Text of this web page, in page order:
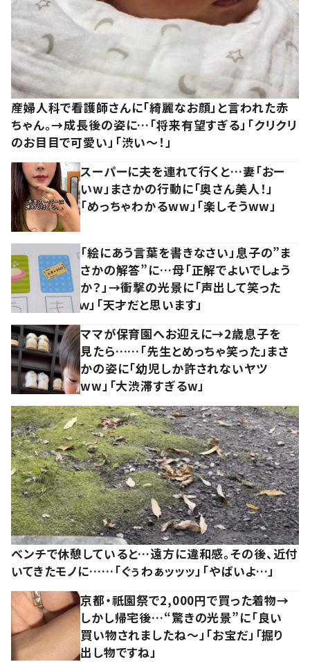
産婦人科で看護師さんに「綺麗なお顔」と言われた赤
ちゃん。→成長後の姿に…「将来有望すぎる」「クリクリ
のお目目で可愛い」「渋い～！」
スーパーに夫を連れて行くと…妻「おー
いw」まさかの行動に「奥さん美人！」
「めっちゃわかるww」「楽しそうww」
「絵にあう言葉を書きなさい」息子の”ま
さかの解答”に…母「正解でよいでしょう
か？」→衝撃の光景に「声出して笑った
ｗ」「天才だと思います」
ママが保育園へお迎えに→2歳息子を
見たら……「先生とめっちゃ笑った」まさ
かの姿に「幼児しか許されないヤツ
ww」「大渋滞すぎるw」
ベンチで休憩していると…遠方に違和感。その後、近付
いてきたモノに……「ぐぅわぁッッッ」「やばいよ…」
京都・祇園祭で2,000円で買った着物→
しかし帰宅後…“驚きの光景”に「良い
買い物されましたね～」「お宝だ」「掘り
出し物ですね」